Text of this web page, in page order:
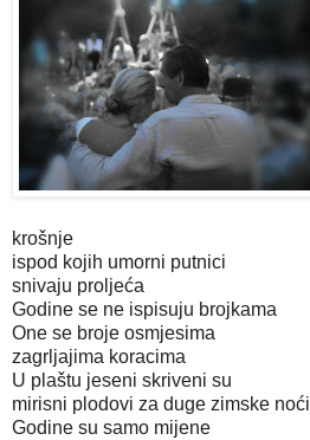
krošnje
ispod kojih umorni putnici
snivaju proljeća
Godine se ne ispisuju brojkama
One se broje osmjesima
zagrljajima koracima
U plaštu jeseni skriveni su
mirisni plodovi za duge zimske noći
Godine su samo mijene